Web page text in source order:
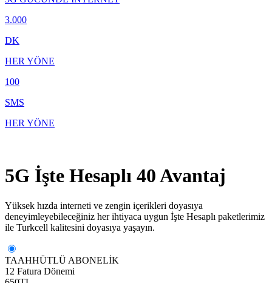
3.000
DK
HER YÖNE
100
SMS
HER YÖNE
5G İşte Hesaplı 40 Avantaj
​Yüksek hızda interneti ve zengin içerikleri doyasıya
deneyimleyebileceğiniz her ihtiyaca uygun İşte Hesaplı​ paketlerimiz
ile Turkcell kalitesini doyasıya yaşayın.
TAAHHÜTLÜ ABONELİK
12 Fatura Dönemi